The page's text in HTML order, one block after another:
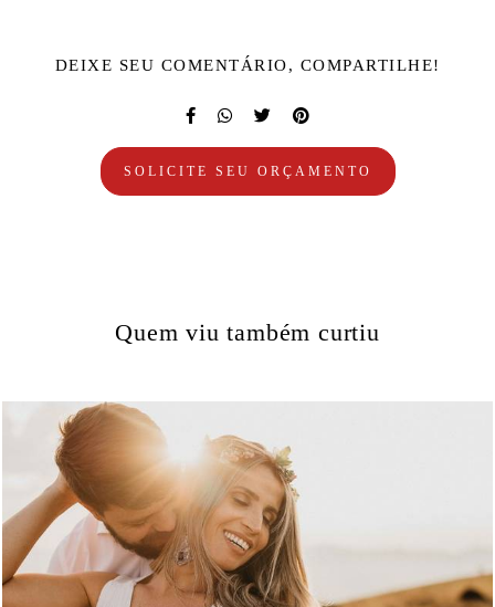
DEIXE SEU COMENTÁRIO, COMPARTILHE!
SOLICITE SEU ORÇAMENTO
Quem viu também curtiu